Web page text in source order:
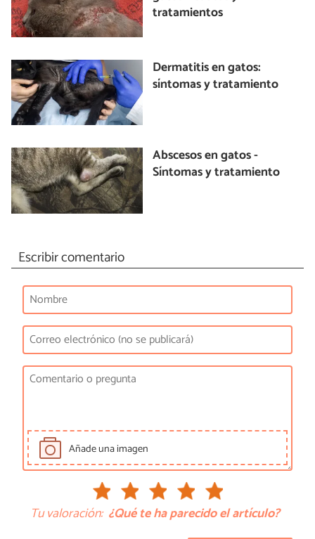
tratamientos
Dermatitis en gatos:
síntomas y tratamiento
Abscesos en gatos -
Síntomas y tratamiento
Escribir comentario
Añade una imagen
Tu valoración: ¿Qué te ha parecido el artículo?